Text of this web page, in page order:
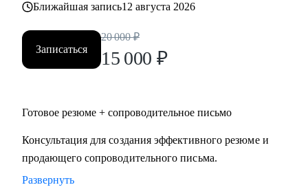
• Образования/Ed-tech
• Маркетинга
• Закупок/Логистики.
Ближайшая запись12 августа 2026
Записаться
20 000 ₽
15 000 ₽
Готовое резюме + сопроводительное письмо
Консультация для создания эффективного резюме и
продающего сопроводительного письма.
Развернуть